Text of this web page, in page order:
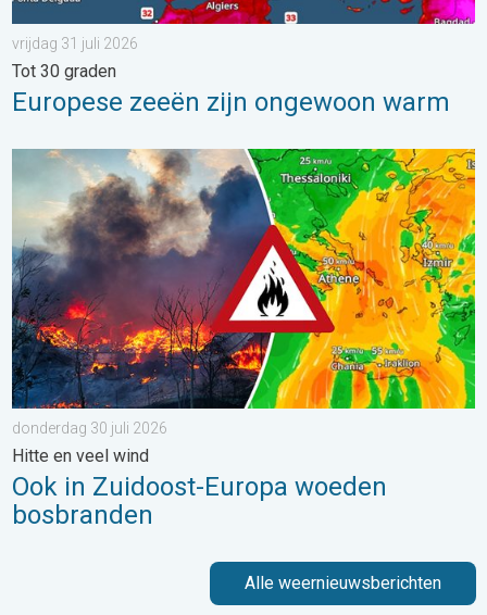
vrijdag 31 juli 2026
Tot 30 graden
Europese zeeën zijn ongewoon warm
Ook in Zuidoost-Europa woeden bosbranden. Hitte en veel
donderdag 30 juli 2026
Hitte en veel wind
Ook in Zuidoost-Europa woeden
bosbranden
Alle weernieuwsberichten